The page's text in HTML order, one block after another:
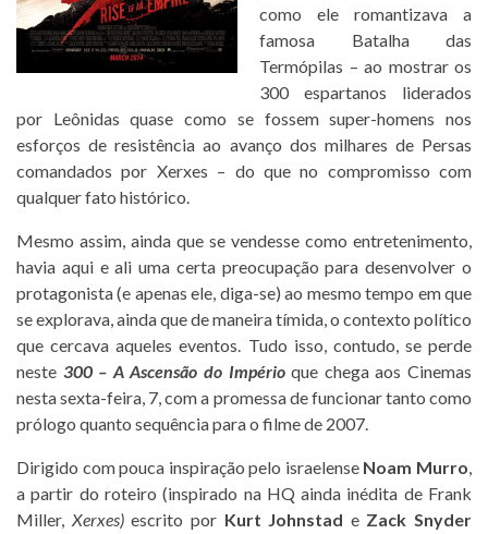
como ele romantizava a
famosa Batalha das
Termópilas – ao mostrar os
300 espartanos liderados
por Leônidas quase como se fossem super-homens nos
esforços de resistência ao avanço dos milhares de Persas
comandados por Xerxes – do que no compromisso com
qualquer fato histórico.
Mesmo assim, ainda que se vendesse como entretenimento,
havia aqui e ali uma certa preocupação para desenvolver o
protagonista (e apenas ele, diga-se) ao mesmo tempo em que
se explorava, ainda que de maneira tímida, o contexto político
que cercava aqueles eventos. Tudo isso, contudo, se perde
neste 300 – A Ascensão do Impérioque chega aos Cinemas
nesta sexta-feira, 7, com a promessa de funcionar tanto como
prólogo quanto sequência para o filme de 2007.
Dirigido com pouca inspiração pelo israelense Noam Murro,
a partir do roteiro (inspirado na HQ ainda inédita de Frank
Miller, Xerxes)escrito por Kurt Johnstad e Zack Snyder